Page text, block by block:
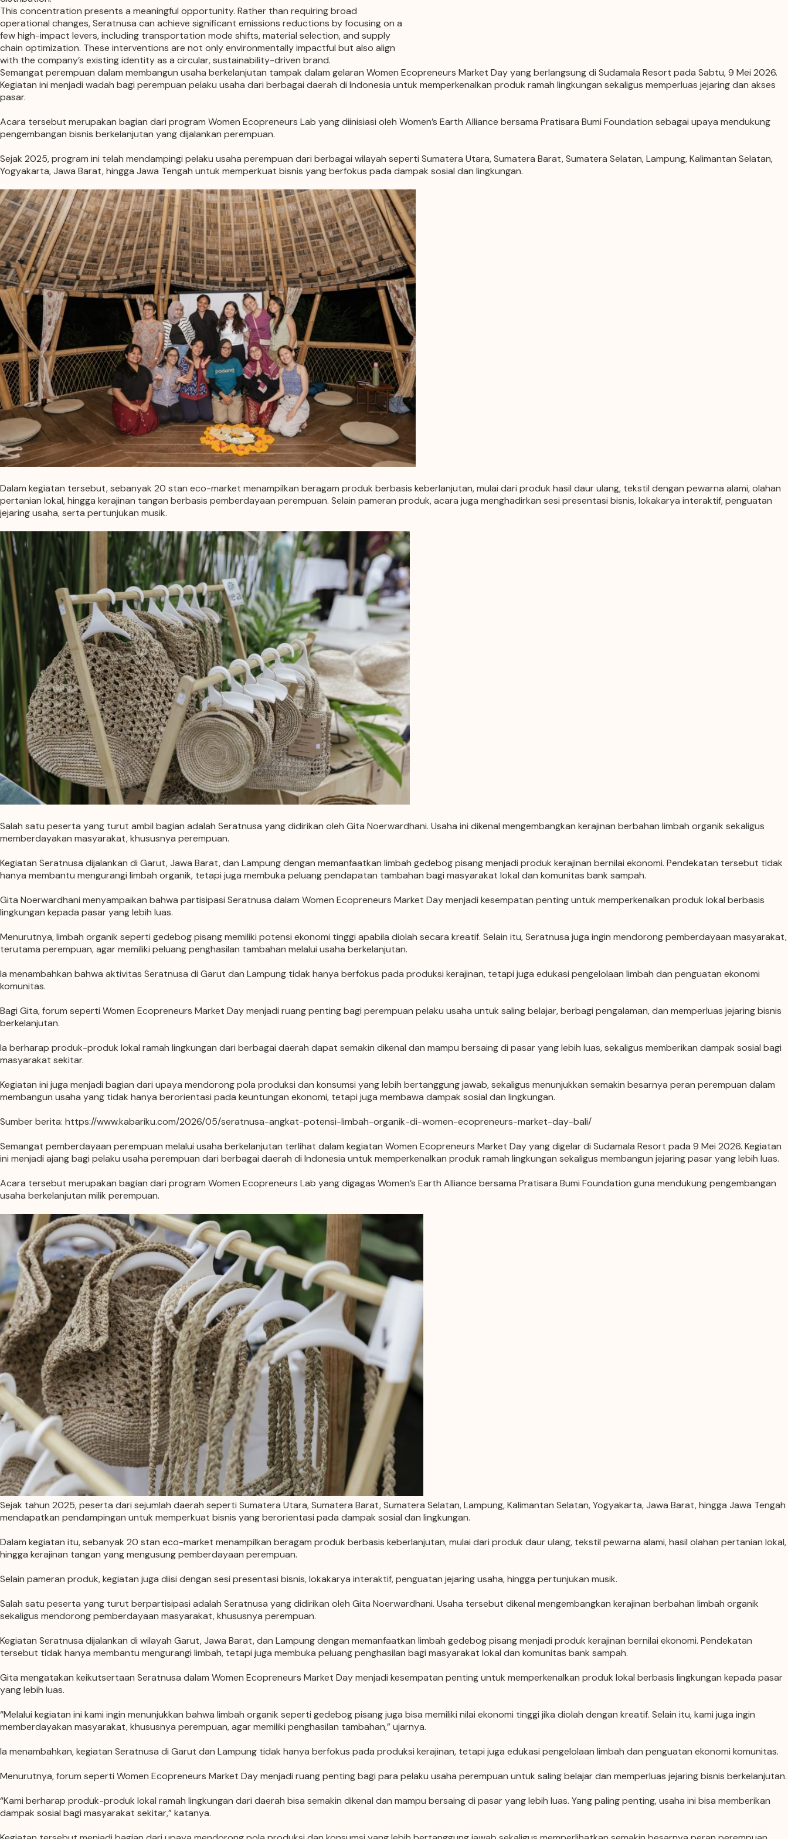
This concentration presents a meaningful opportunity. Rather than requiring broad
operational changes, Seratnusa can achieve significant emissions reductions by focusing on a
few high-impact levers, including transportation mode shifts, material selection, and supply
chain optimization. These interventions are not only environmentally impactful but also align
with the company’s existing identity as a circular, sustainability-driven brand.
Semangat perempuan dalam membangun usaha berkelanjutan tampak dalam gelaran Women Ecopreneurs Market Day yang berlangsung di Sudamala Resort pada Sabtu, 9 Mei 2026.
Kegiatan ini menjadi wadah bagi perempuan pelaku usaha dari berbagai daerah di Indonesia untuk memperkenalkan produk ramah lingkungan sekaligus memperluas jejaring dan akses
pasar.
Acara tersebut merupakan bagian dari program Women Ecopreneurs Lab yang diinisiasi oleh Women’s Earth Alliance bersama Pratisara Bumi Foundation sebagai upaya mendukung
pengembangan bisnis berkelanjutan yang dijalankan perempuan.
Sejak 2025, program ini telah mendampingi pelaku usaha perempuan dari berbagai wilayah seperti Sumatera Utara, Sumatera Barat, Sumatera Selatan, Lampung, Kalimantan Selatan,
Yogyakarta, Jawa Barat, hingga Jawa Tengah untuk memperkuat bisnis yang berfokus pada dampak sosial dan lingkungan.
Dalam kegiatan tersebut, sebanyak 20 stan eco-market menampilkan beragam produk berbasis keberlanjutan, mulai dari produk hasil daur ulang, tekstil dengan pewarna alami, olahan
pertanian lokal, hingga kerajinan tangan berbasis pemberdayaan perempuan. Selain pameran produk, acara juga menghadirkan sesi presentasi bisnis, lokakarya interaktif, penguatan
jejaring usaha, serta pertunjukan musik.
Salah satu peserta yang turut ambil bagian adalah Seratnusa yang didirikan oleh Gita Noerwardhani. Usaha ini dikenal mengembangkan kerajinan berbahan limbah organik sekaligus
memberdayakan masyarakat, khususnya perempuan.
Kegiatan Seratnusa dijalankan di Garut, Jawa Barat, dan Lampung dengan memanfaatkan limbah gedebog pisang menjadi produk kerajinan bernilai ekonomi. Pendekatan tersebut tidak
hanya membantu mengurangi limbah organik, tetapi juga membuka peluang pendapatan tambahan bagi masyarakat lokal dan komunitas bank sampah.
Gita Noerwardhani menyampaikan bahwa partisipasi Seratnusa dalam Women Ecopreneurs Market Day menjadi kesempatan penting untuk memperkenalkan produk lokal berbasis
lingkungan kepada pasar yang lebih luas.
Menurutnya, limbah organik seperti gedebog pisang memiliki potensi ekonomi tinggi apabila diolah secara kreatif. Selain itu, Seratnusa juga ingin mendorong pemberdayaan masyarakat,
terutama perempuan, agar memiliki peluang penghasilan tambahan melalui usaha berkelanjutan.
Ia menambahkan bahwa aktivitas Seratnusa di Garut dan Lampung tidak hanya berfokus pada produksi kerajinan, tetapi juga edukasi pengelolaan limbah dan penguatan ekonomi
komunitas.
Bagi Gita, forum seperti Women Ecopreneurs Market Day menjadi ruang penting bagi perempuan pelaku usaha untuk saling belajar, berbagi pengalaman, dan memperluas jejaring bisnis
berkelanjutan.
Ia berharap produk-produk lokal ramah lingkungan dari berbagai daerah dapat semakin dikenal dan mampu bersaing di pasar yang lebih luas, sekaligus memberikan dampak sosial bagi
masyarakat sekitar.
Kegiatan ini juga menjadi bagian dari upaya mendorong pola produksi dan konsumsi yang lebih bertanggung jawab, sekaligus menunjukkan semakin besarnya peran perempuan dalam
membangun usaha yang tidak hanya berorientasi pada keuntungan ekonomi, tetapi juga membawa dampak sosial dan lingkungan.
Sumber berita: https://www.kabariku.com/2026/05/seratnusa-angkat-potensi-limbah-organik-di-women-ecopreneurs-market-day-bali/
Semangat pemberdayaan perempuan melalui usaha berkelanjutan terlihat dalam kegiatan Women Ecopreneurs Market Day yang digelar di Sudamala Resort pada 9 Mei 2026. Kegiatan
ini menjadi ajang bagi pelaku usaha perempuan dari berbagai daerah di Indonesia untuk memperkenalkan produk ramah lingkungan sekaligus membangun jejaring pasar yang lebih luas.
Acara tersebut merupakan bagian dari program Women Ecopreneurs Lab yang digagas Women’s Earth Alliance bersama Pratisara Bumi Foundation guna mendukung pengembangan
usaha berkelanjutan milik perempuan.
Sejak tahun 2025, peserta dari sejumlah daerah seperti Sumatera Utara, Sumatera Barat, Sumatera Selatan, Lampung, Kalimantan Selatan, Yogyakarta, Jawa Barat, hingga Jawa Tengah
mendapatkan pendampingan untuk memperkuat bisnis yang berorientasi pada dampak sosial dan lingkungan.
Dalam kegiatan itu, sebanyak 20 stan eco-market menampilkan beragam produk berbasis keberlanjutan, mulai dari produk daur ulang, tekstil pewarna alami, hasil olahan pertanian lokal,
hingga kerajinan tangan yang mengusung pemberdayaan perempuan.
Selain pameran produk, kegiatan juga diisi dengan sesi presentasi bisnis, lokakarya interaktif, penguatan jejaring usaha, hingga pertunjukan musik.
Salah satu peserta yang turut berpartisipasi adalah Seratnusa yang didirikan oleh Gita Noerwardhani. Usaha tersebut dikenal mengembangkan kerajinan berbahan limbah organik
sekaligus mendorong pemberdayaan masyarakat, khususnya perempuan.
Kegiatan Seratnusa dijalankan di wilayah Garut, Jawa Barat, dan Lampung dengan memanfaatkan limbah gedebog pisang menjadi produk kerajinan bernilai ekonomi. Pendekatan
tersebut tidak hanya membantu mengurangi limbah, tetapi juga membuka peluang penghasilan bagi masyarakat lokal dan komunitas bank sampah.
Gita mengatakan keikutsertaan Seratnusa dalam Women Ecopreneurs Market Day menjadi kesempatan penting untuk memperkenalkan produk lokal berbasis lingkungan kepada pasar
yang lebih luas.
“Melalui kegiatan ini kami ingin menunjukkan bahwa limbah organik seperti gedebog pisang juga bisa memiliki nilai ekonomi tinggi jika diolah dengan kreatif. Selain itu, kami juga ingin
memberdayakan masyarakat, khususnya perempuan, agar memiliki penghasilan tambahan,” ujarnya.
Ia menambahkan, kegiatan Seratnusa di Garut dan Lampung tidak hanya berfokus pada produksi kerajinan, tetapi juga edukasi pengelolaan limbah dan penguatan ekonomi komunitas.
Menurutnya, forum seperti Women Ecopreneurs Market Day menjadi ruang penting bagi para pelaku usaha perempuan untuk saling belajar dan memperluas jejaring bisnis berkelanjutan.
“Kami berharap produk-produk lokal ramah lingkungan dari daerah bisa semakin dikenal dan mampu bersaing di pasar yang lebih luas. Yang paling penting, usaha ini bisa memberikan
dampak sosial bagi masyarakat sekitar,” katanya.